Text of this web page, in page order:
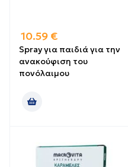
10.59 €
Spray για παιδιά για την
ανακούφιση του
πονόλαιμου